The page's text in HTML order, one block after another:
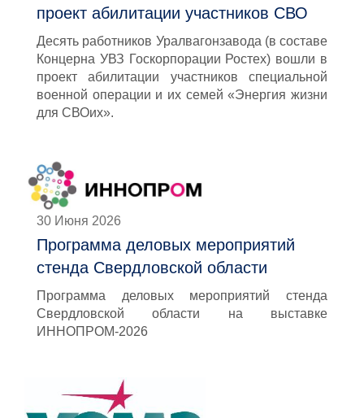
проект абилитации участников СВО
Десять работников Уралвагонзавода (в составе
Концерна УВЗ Госкорпорации Ростех) вошли в
проект абилитации участников специальной
военной операции и их семей «Энергия жизни
для СВОих».
30 Июня 2026
Программа деловых мероприятий
стенда Свердловской области
Программа деловых мероприятий стенда
Свердловской области на выставке
ИННОПРОМ-2026